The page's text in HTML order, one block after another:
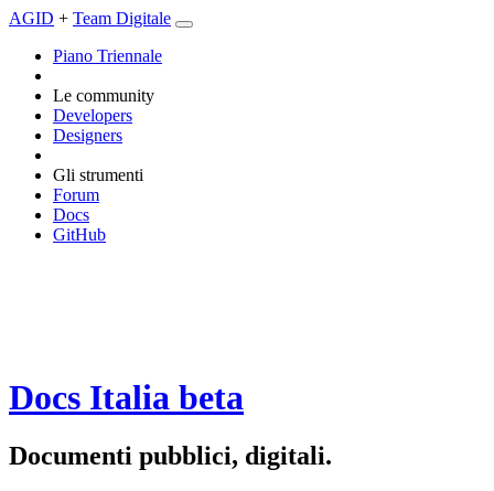
AGID + Team Digitale
Piano Triennale
Le community
Developers
Designers
Gli strumenti
Forum
Docs
GitHub
Docs Italia beta
Documenti pubblici, digitali.